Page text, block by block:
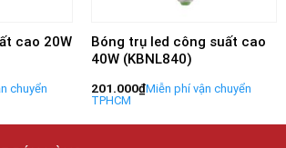
cao 20W
Bóng trụ led công suất cao
40W (KBNL840)
201.000₫